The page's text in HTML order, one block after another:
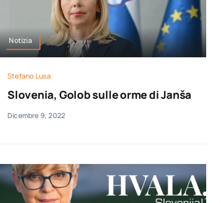
Notizia
Stefano Lusa
Slovenia, Golob sulle orme di Janša
Dicembre 9, 2022